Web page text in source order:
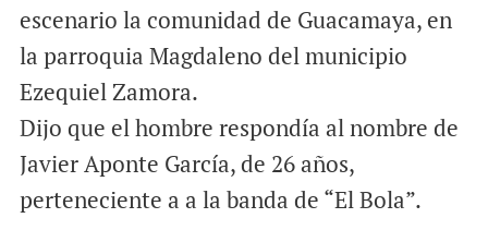
escenario la comunidad de Guacamaya, en
la parroquia Magdaleno del municipio
Ezequiel Zamora.
Dijo que el hombre respondía al nombre de
Javier Aponte García, de 26 años,
perteneciente a a la banda de “El Bola”.